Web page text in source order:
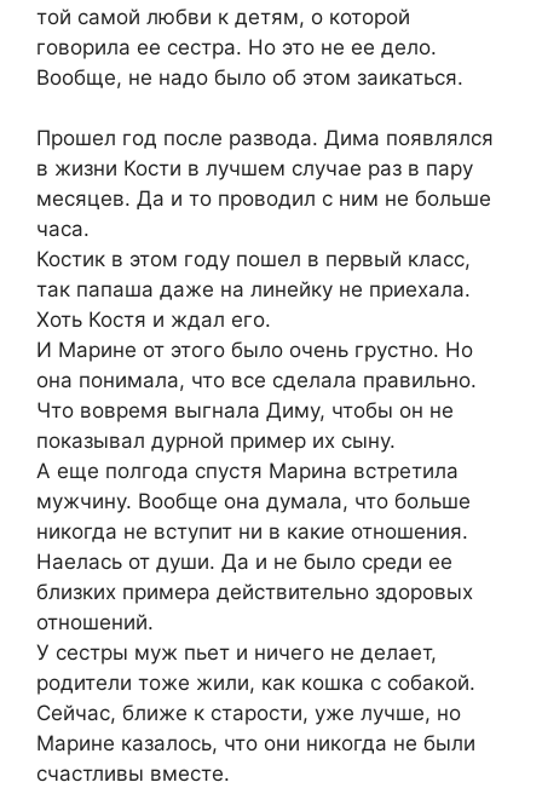
той самой любви к детям, о которой
говорила ее сестра. Но это не ее дело.
Вообще, не надо было об этом заикаться.
Прошел год после развода. Дима появлялся
в жизни Кости в лучшем случае раз в пару
месяцев. Да и то проводил с ним не больше
часа.
Костик в этом году пошел в первый класс,
так папаша даже на линейку не приехала.
Хоть Костя и ждал его.
И Марине от этого было очень грустно. Но
она понимала, что все сделала правильно.
Что вовремя выгнала Диму, чтобы он не
показывал дурной пример их сыну.
А еще полгода спустя Марина встретила
мужчину. Вообще она думала, что больше
никогда не вступит ни в какие отношения.
Наелась от души. Да и не было среди ее
близких примера действительно здоровых
отношений.
У сестры муж пьет и ничего не делает,
родители тоже жили, как кошка с собакой.
Сейчас, ближе к старости, уже лучше, но
Марине казалось, что они никогда не были
счастливы вместе.